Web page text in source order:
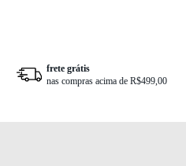
1ª troca grátis
troque em até 30 dias